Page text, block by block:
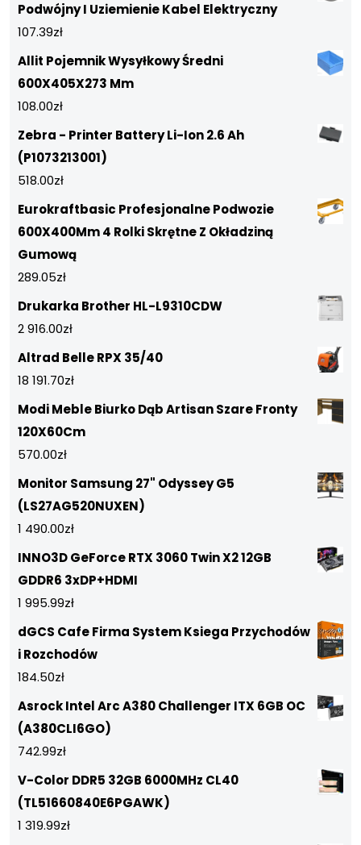
Podwójny I Uziemienie Kabel Elektryczny
107.39zł
Allit Pojemnik Wysyłkowy Średni
600X405X273 Mm
108.00zł
Zebra - Printer Battery Li-Ion 2.6 Ah
(P1073213001)
518.00zł
Eurokraftbasic Profesjonalne Podwozie
600X400Mm 4 Rolki Skrętne Z Okładziną
Gumową
289.05zł
Drukarka Brother HL-L9310CDW
2 916.00zł
Altrad Belle RPX 35/40
18 191.70zł
Modi Meble Biurko Dąb Artisan Szare Fronty
120X60Cm
570.00zł
Monitor Samsung 27" Odyssey G5
(LS27AG520NUXEN)
1 490.00zł
INNO3D GeForce RTX 3060 Twin X2 12GB
GDDR6 3xDP+HDMI
1 995.99zł
dGCS Cafe Firma System Ksiega Przychodów
i Rozchodów
184.50zł
Asrock Intel Arc A380 Challenger ITX 6GB OC
(A380CLI6GO)
742.99zł
V-Color DDR5 32GB 6000MHz CL40
(TL51660840E6PGAWK)
1 319.99zł